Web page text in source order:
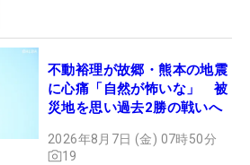
不動裕理が故郷・熊本の地震
に心痛「自然が怖いな」 被
災地を思い過去2勝の戦いへ
2026年8月7日 (金) 07時50分
19